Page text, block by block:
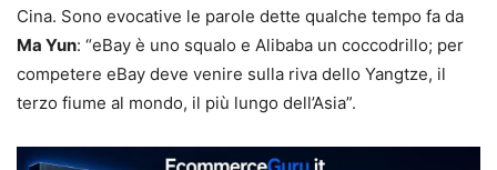
Cina. Sono evocative le parole dette qualche tempo fa da
Ma Yun: “eBay è uno squalo e Alibaba un coccodrillo; per
competere eBay deve venire sulla riva dello Yangtze, il
terzo fiume al mondo, il più lungo dell’Asia”.